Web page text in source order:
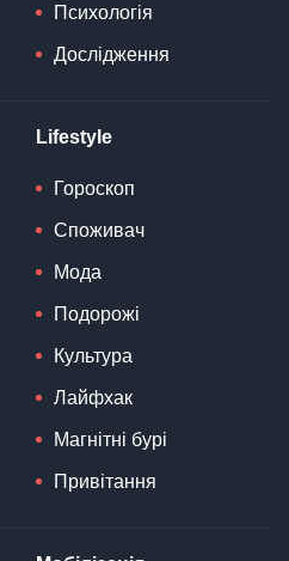
Психологія
Дослідження
Lifestyle
Гороскоп
Споживач
Мода
Подорожі
Культура
Лайфхак
Магнітні бурі
Привітання